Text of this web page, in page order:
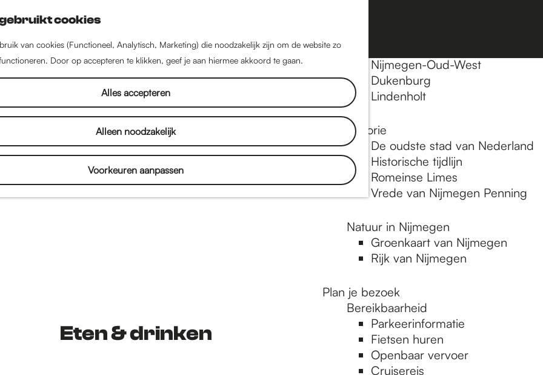
cookies
van cookies (Functioneel, Analytisch, Marketing) die noodzakelijk zijn om de website zo
Door op accepteren te klikken, geef je aan hiermee akkoord te gaan.
Alles accepteren
Alleen noodzakelijk
Voorkeuren aanpassen
o
e
k
n
a
a
r
M
n
Nijmegen-Oud-West
Dukenburg
Lindenholt
Historie
De oudste stad van Nederland
Historische tijdlijn
Romeinse Limes
Vrede van Nijmegen Penning
Natuur in Nijmegen
Groenkaart van Nijmegen
Rijk van Nijmegen
Plan je bezoek
Bereikbaarheid
Parkeerinformatie
Fietsen huren
Openbaar vervoer
Cruisereis
Eten & drinken